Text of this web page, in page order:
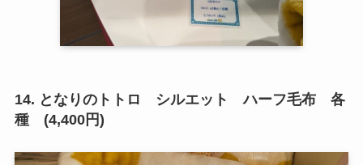
14. となりのトトロ シルエット ハーフ毛布 各
種 (4,400円)